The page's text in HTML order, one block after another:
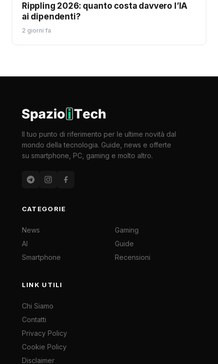
Rippling 2026: quanto costa davvero l’IA
ai dipendenti?
2 giorni fa
Il tuo punto di riferimento per le ultime novità dal
mondo della tecnologia. Guide, news e offerte
su smartphone, PC, gaming e molto altro.
CATEGORIE
News
AI
Smartphone
Gaming
Guide
Recensioni
LINK UTILI
Chi Siamo
Contatti
Privacy Policy
Cookie Policy
Disclaimer